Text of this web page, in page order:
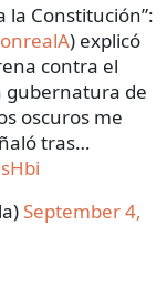
Constitución”:
) explicó
contra el
gubernatura de
oscuros me
tras…
September 4,